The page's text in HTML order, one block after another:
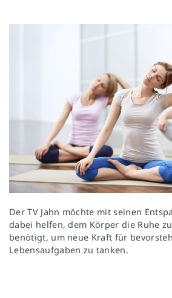
Der TV Jahn möchte mit seinen
dabei helfen, dem Körper die Ruhe
benötigt, um neue Kraft für
Lebensaufgaben zu tanken.